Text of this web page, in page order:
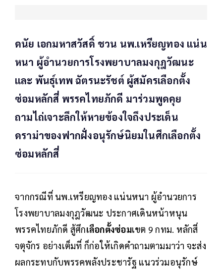
ดนัย เอกมหาสวัสดิ์ ชวน นพ.เหรียญทอง แน่น
หนา ผู้อำนวยการโรงพยาบาลมงกุฎวัฒนะ
และ พันธุ์เทพ ฉัตรนะรัชต์ ผู้สมัครเลือกตั้ง
ซ่อมหลักสี่ พรรคไทยภักดี มาร่วมพูดคุย
ถามไถ่เจาะลึกให้หายข้องใจถึงประเด็น
ดราม่าของฟากฝั่งอนุรักษ์นิยมในศึกเลือกตั้ง
ซ่อมหลักสี่
จากกรณีที่ นพ.เหรียญทอง แน่นหนา ผู้อำนวยการ
โรงพยาบาลมงกุฎวัฒนะ ประกาศเดินหน้าหนุน
พรรคไทยภักดี สู้ศึกเลือกตั้งซ่อมเขต 9 กทม. หลักสี่
จตุจักร อย่างเต็มที่ ก็ก่อให้เกิดคำถามตามมาว่า จะส่ง
ผลกระทบกับพรรคพลังประชารัฐ แนวร่วมอนุรักษ์